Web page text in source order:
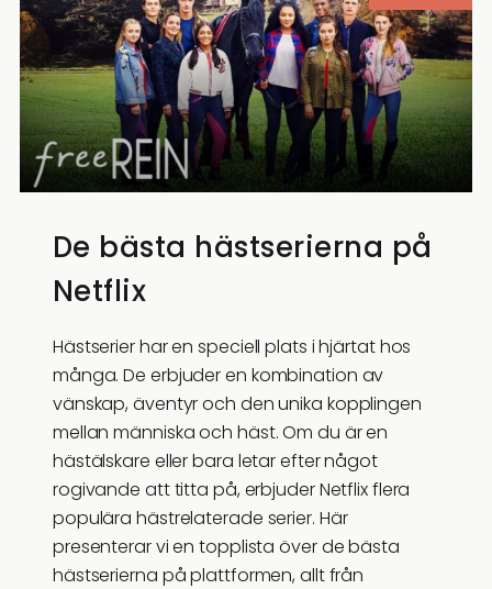
De bästa hästserierna på
Netflix
Hästserier har en speciell plats i hjärtat hos
många. De erbjuder en kombination av
vänskap, äventyr och den unika kopplingen
mellan människa och häst. Om du är en
hästälskare eller bara letar efter något
rogivande att titta på, erbjuder Netflix flera
populära hästrelaterade serier. Här
presenterar vi en topplista över de bästa
hästserierna på plattformen, allt från